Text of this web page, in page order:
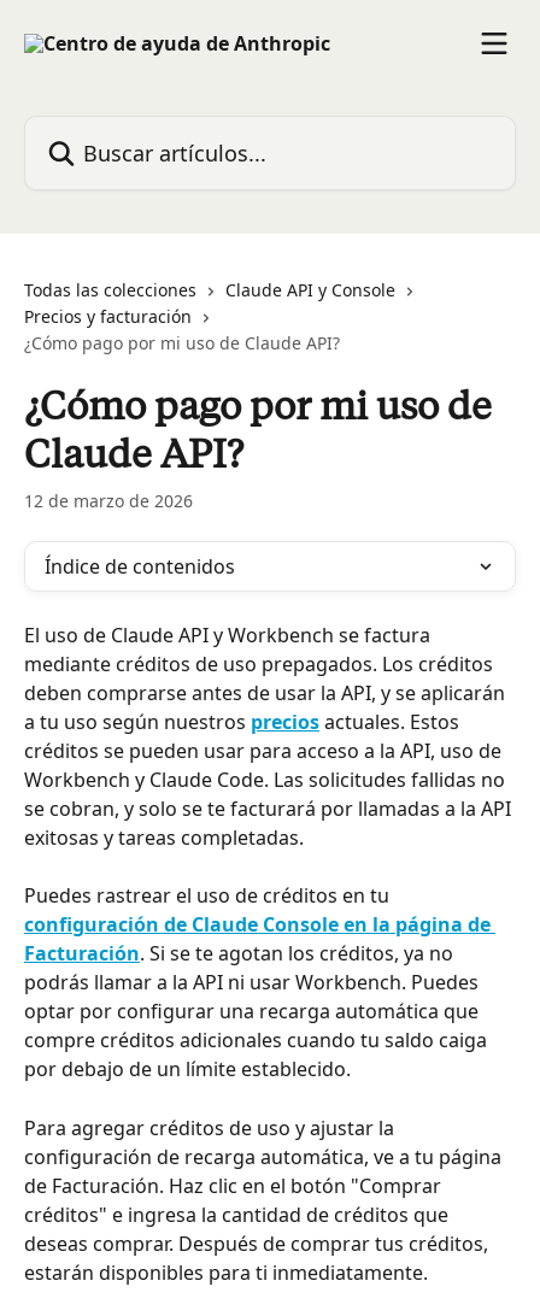
Todas las colecciones
Claude API y Console
Precios y facturación
¿Cómo pago por mi uso de Claude API?
¿Cómo pago por mi uso de
Claude API?
12 de marzo de 2026
Índice de contenidos
El uso de Claude API y Workbench se factura
mediante créditos de uso prepagados. Los créditos
deben comprarse antes de usar la API, y se aplicarán
a tu uso según nuestros precios actuales. Estos
créditos se pueden usar para acceso a la API, uso de
Workbench y Claude Code. Las solicitudes fallidas no
se cobran, y solo se te facturará por llamadas a la API
exitosas y tareas completadas.
Puedes rastrear el uso de créditos en tu
configuración de Claude Console en la página de
Facturación. Si se te agotan los créditos, ya no
podrás llamar a la API ni usar Workbench. Puedes
optar por configurar una recarga automática que
compre créditos adicionales cuando tu saldo caiga
por debajo de un límite establecido.
Para agregar créditos de uso y ajustar la
configuración de recarga automática, ve a tu página
de Facturación. Haz clic en el botón "Comprar
créditos" e ingresa la cantidad de créditos que
deseas comprar. Después de comprar tus créditos,
estarán disponibles para ti inmediatamente.